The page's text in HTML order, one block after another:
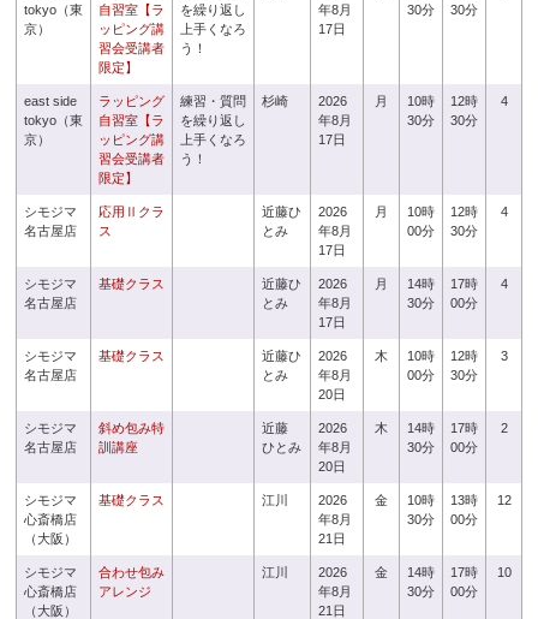
tokyo（東
京）
自習室【ラ
ッピング講
習会受講者
限定】
を繰り返し
上手くなろ
う！
年8月
17日
30分
30分
east side
tokyo（東
京）
ラッピング
自習室【ラ
ッピング講
習会受講者
限定】
練習・質問
を繰り返し
上手くなろ
う！
杉崎
2026
年8月
17日
月
10時
30分
12時
30分
4
シモジマ
名古屋店
応用Ⅱクラ
ス
近藤ひ
とみ
2026
年8月
17日
月
10時
00分
12時
30分
4
シモジマ
名古屋店
基礎クラス
近藤ひ
とみ
2026
年8月
17日
月
14時
30分
17時
00分
4
シモジマ
名古屋店
基礎クラス
近藤ひ
とみ
2026
年8月
20日
木
10時
00分
12時
30分
3
シモジマ
名古屋店
斜め包み特
訓講座
近藤
ひとみ
2026
年8月
20日
木
14時
30分
17時
00分
2
シモジマ
心斎橋店
（大阪）
基礎クラス 江川
2026
年8月
21日
金
10時
30分
13時
00分
12
シモジマ
心斎橋店
（大阪）
合わせ包み
アレンジ
江川
2026
年8月
21日
金
14時
30分
17時
00分
10